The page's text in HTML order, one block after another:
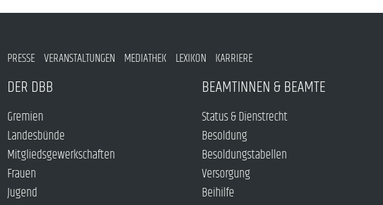
PRESSE VERANSTALTUNGEN MEDIATHEK LEXIKON KARRIERE
DER DBB
Gremien
Landesbünde
Mitgliedsgewerkschaften
Frauen
Jugend
BEAMTINNEN & BEAMTE
Status & Dienstrecht
Besoldung
Besoldungstabellen
Versorgung
Beihilfe